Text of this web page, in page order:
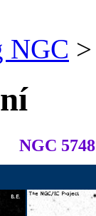
NGC >
NGC 5748